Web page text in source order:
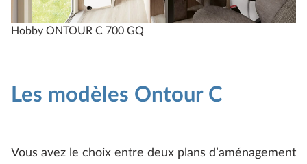
Hobby ONTOUR C 700 GQ
Les modèles Ontour C
Vous avez le choix entre deux plans d’aménagement